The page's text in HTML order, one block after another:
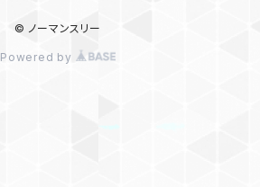
© ノーマンスリー
Powered by